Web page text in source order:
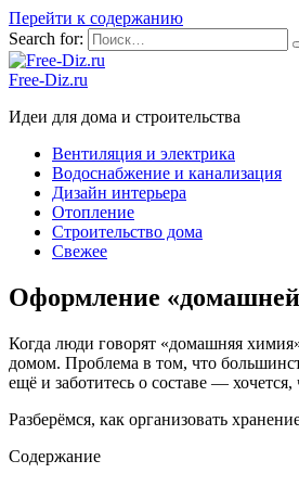
Перейти к содержанию
Search for:
Free-Diz.ru
Идеи для дома и строительства
Вентиляция и электрика
Водоснабжение и канализация
Дизайн интерьера
Отопление
Строительство дома
Свежее
Оформление
Когда люди говорят «домашняя
домом. Проблема в том, что
ещё и заботитесь о составе —
Разберёмся, как организовать
Содержание